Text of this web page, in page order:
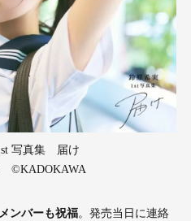
写真集 届け
©KADOKAWA
ンバーも祝福。発売当日に連絡